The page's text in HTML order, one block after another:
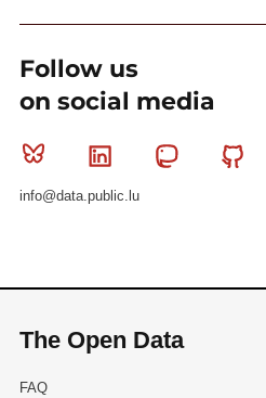
Follow us
on social media
Bluesky Linkedin Mastodon
info@data.public.lu
The Open Data
FAQ